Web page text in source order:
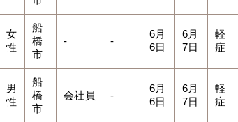
女
性
船
橋
市
- -
6月
6日
6月
7日
軽
症
男
性
船
橋
市
会社員 -
6月
6日
6月
7日
軽
症